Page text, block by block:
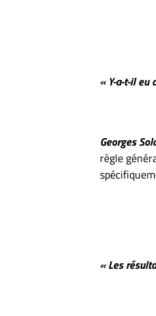
« Y-a-t-il eu
Georges
règle
« Les